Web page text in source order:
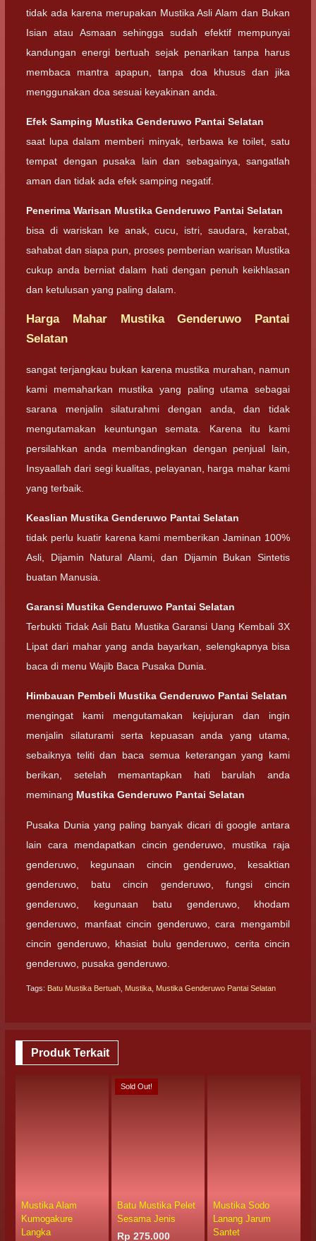
tidak ada karena merupakan Mustika Asli Alam dan Bukan
Isian atau Asmaan sehingga sudah efektif mempunyai
kandungan energi bertuah sejak penarikan tanpa harus
membaca mantra apapun, tanpa doa khusus dan jika
menggunakan doa sesuai keyakinan anda.
Efek Samping Mustika Genderuwo Pantai Selatan
saat lupa dalam memberi minyak, terbawa ke toilet, satu
tempat dengan pusaka lain dan sebagainya, sangatlah
aman dan tidak ada efek samping negatif.
Penerima Warisan Mustika Genderuwo Pantai Selatan
bisa di wariskan ke anak, cucu, istri, saudara, kerabat,
sahabat dan siapa pun, proses pemberian warisan Mustika
cukup anda berniat dalam hati dengan penuh keikhlasan
dan ketulusan yang paling dalam.
Harga Mahar Mustika Genderuwo Pantai
Selatan
sangat terjangkau bukan karena mustika murahan, namun
kami memaharkan mustika yang paling utama sebagai
sarana menjalin silaturahmi dengan anda, dan tidak
mengutamakan keuntungan semata. Karena itu kami
persilahkan anda membandingkan dengan penjual lain,
Insyaallah dari segi kualitas, pelayanan, harga mahar kami
yang terbaik.
Keaslian Mustika Genderuwo Pantai Selatan
tidak perlu kuatir karena kami memberikan Jaminan 100%
Asli, Dijamin Natural Alami, dan Dijamin Bukan Sintetis
buatan Manusia.
Garansi Mustika Genderuwo Pantai Selatan
Terbukti Tidak Asli Batu Mustika Garansi Uang Kembali 3X
Lipat dari mahar yang anda bayarkan, selengkapnya bisa
baca di menu Wajib Baca Pusaka Dunia.
Himbauan Pembeli Mustika Genderuwo Pantai Selatan
mengingat kami mengutamakan kejujuran dan ingin
menjalin silaturami serta kepuasan anda yang utama,
sebaiknya teliti dan baca semua keterangan yang kami
berikan, setelah memantapkan hati barulah anda
meminang Mustika Genderuwo Pantai Selatan
Pusaka Dunia yang paling banyak dicari di google antara
lain cara mendapatkan cincin genderuwo, mustika raja
genderuwo, kegunaan cincin genderuwo, kesaktian
genderuwo, batu cincin genderuwo, fungsi cincin
genderuwo, kegunaan batu genderuwo, khodam
genderuwo, manfaat cincin genderuwo, cara mengambil
cincin genderuwo, khasiat bulu genderuwo, cerita cincin
genderuwo, pusaka genderuwo.
Tags: Batu Mustika Bertuah Mustika Mustika Genderuwo Pantai Selatan
Produk Terkait
Mustika Alam
Kumogakure
Langka
Sold Out!
Batu Mustika Pelet
Sesama Jenis
Rp 275.000
Mustika Sodo
Lanang Jarum
Santet